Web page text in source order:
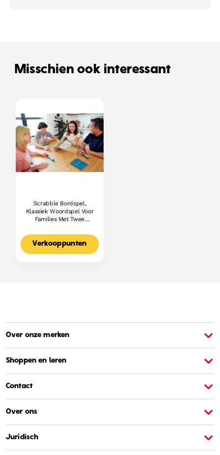
Misschien ook interessant
Scrabble Bordspel,
Klassiek Woordspel Voor
Families Met Twee
Voor 2-4 Spelers,
Nederlandse Editie
Verkooppunten
Over onze merken
Shoppen en leren
Contact
Over ons
Juridisch